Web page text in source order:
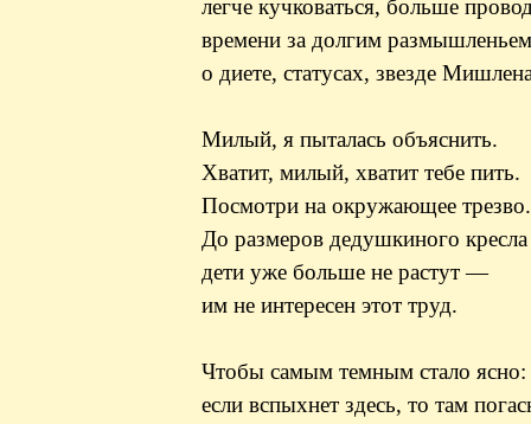
легче кучковаться, больше
времени за долгим размышленьем
о диете, статусах, звезде
Милый, я пыталась объяснить.
Хватит, милый, хватит тебе пить.
Посмотри на окружающее трезво.
До размеров дедушкиного кресла
дети уже больше не растут —
им не интересен этот труд.
Чтобы самым темным стало ясно:
если вспыхнет здесь, то там